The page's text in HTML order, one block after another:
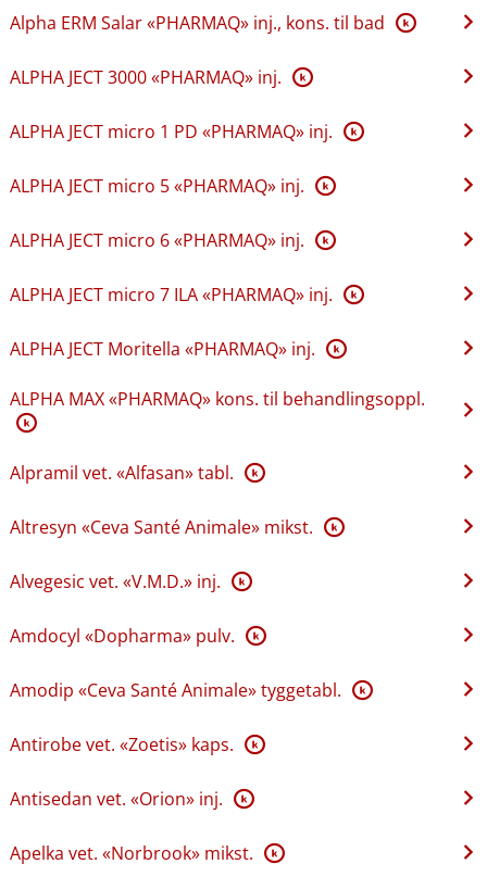
Alpha ERM Salar «PHARMAQ» inj., kons. til bad K
ALPHA JECT 3000 «PHARMAQ» inj. K
ALPHA JECT micro 1 PD «PHARMAQ» inj. K
ALPHA JECT micro 5 «PHARMAQ» inj. K
ALPHA JECT micro 6 «PHARMAQ» inj. K
ALPHA JECT micro 7 ILA «PHARMAQ» inj. K
ALPHA JECT Moritella «PHARMAQ» inj. K
ALPHA MAX «PHARMAQ» kons. til behandlingsoppl.
K
Alpramil vet. «Alfasan» tabl. K
Altresyn «Ceva Santé Animale» mikst. K
Alvegesic vet. «V.M.D.» inj. K
Amdocyl «Dopharma» pulv. K
Amodip «Ceva Santé Animale» tyggetabl. K
Antirobe vet. «Zoetis» kaps. K
Antisedan vet. «Orion» inj. K
Apelka vet. «Norbrook» mikst. K